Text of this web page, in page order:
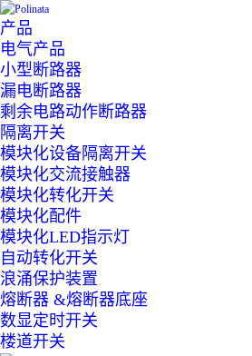
产品
电气产品
小型断路器
漏电断路器
剩余电路动作断路器
隔离开关
模块化设备隔离开关
模块化交流接触器
模块化转化开关
模块化配件
模块化LED指示灯
自动转化开关
浪涌保护装置
熔断器 &熔断器底座
数显定时开关
楼道开关